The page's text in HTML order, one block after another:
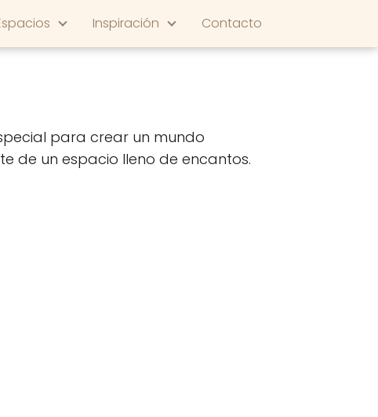
Inspiración Contacto
para crear un mundo
de un espacio lleno de encantos.